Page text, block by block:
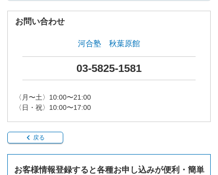
お問い合わせ
河合塾 秋葉原館
03-5825-1581
〈月〜土〉10:00〜21:00
〈日・祝〉10:00〜17:00
戻る
お客様情報登録すると各種お申し込みが便利・簡単